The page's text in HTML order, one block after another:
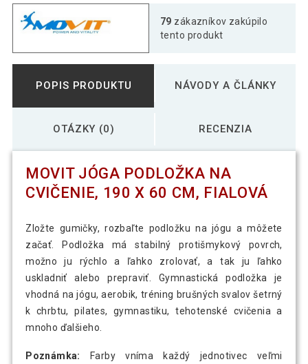
MOVIT Jóga podložka na cvičenie, 190 x
60 cm, svetlozelená
39,59 €
60 cm, tmavomodrá
40,49 €
MOVIT Jóga podložka na cvičenie, 190 x
79 zákazníkov zakúpilo
tento produkt
POPIS PRODUKTU NÁVODY A ČLÁNKY
OTÁZKY (0) RECENZIA
MOVIT JÓGA PODLOŽKA NA
CVIČENIE, 190 X 60 CM, FIALOVÁ
Zložte gumičky, rozbaľte podložku na jógu a môžete
začať. Podložka má stabilný protišmykový povrch,
možno ju rýchlo a ľahko zrolovať, a tak ju ľahko
uskladniť alebo prepraviť. Gymnastická podložka je
vhodná na jógu, aerobik, tréning brušných svalov šetrný
k chrbtu, pilates, gymnastiku, tehotenské cvičenia a
mnoho ďalšieho.
Poznámka:
Farby vníma každý jednotivec veľmi